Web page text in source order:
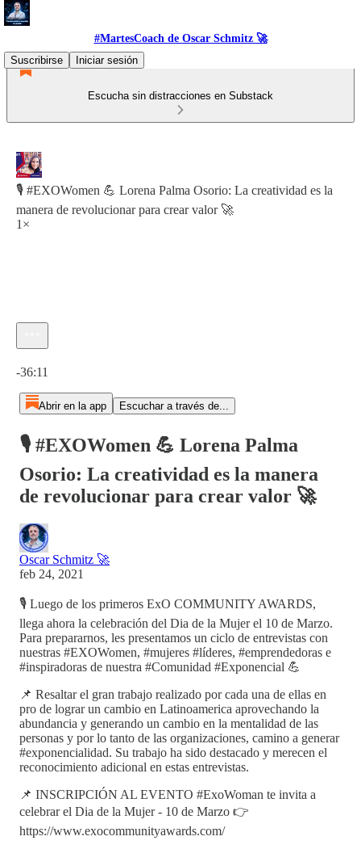
#MartesCoach de Oscar Schmitz 🚀
Suscribirse
Iniciar sesión
Escucha sin distracciones en Substack
🎙️ #EXOWomen 💪 Lorena Palma Osorio: La creatividad es la
manera de revolucionar para crear valor 🚀
1×
-36:11
Abrir en la app Escuchar a través de...
🎙️ #EXOWomen 💪 Lorena Palma
Osorio: La creatividad es la manera
de revolucionar para crear valor 🚀
Oscar Schmitz 🚀
feb 24, 2021
🎙️ Luego de los primeros ExO COMMUNITY AWARDS,
llega ahora la celebración del Dia de la Mujer el 10 de Marzo.
Para prepararnos, les presentamos un ciclo de entrevistas con
nuestras #EXOWomen, #mujeres #líderes, #emprendedoras e
#inspiradoras de nuestra #Comunidad #Exponencial 💪
📌 Resaltar el gran trabajo realizado por cada una de ellas en
pro de lograr un cambio en Latinoamerica aprovechando la
abundancia y generando un cambio en la mentalidad de las
personas y por lo tanto de las organizaciones, camino a generar
#exponencialidad. Su trabajo ha sido destacado y merecen el
reconocimiento adicional en estas entrevistas.
📌 INSCRIPCIÓN AL EVENTO #ExoWoman te invita a
celebrar el Dia de la Mujer - 10 de Marzo 👉
https://www.exocommunityawards.com/